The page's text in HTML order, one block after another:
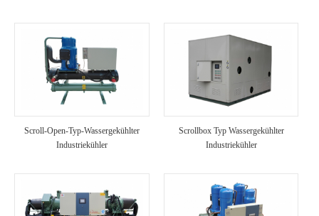
Scroll-Open-Typ-Wassergekühlter
Industriekühler
Scrollbox Typ Wassergekühlter
Industriekühler